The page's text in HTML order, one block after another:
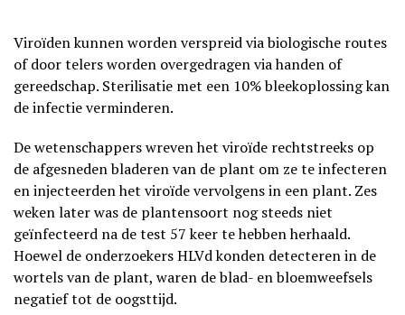
Viroïden kunnen worden verspreid via biologische routes
of door telers worden overgedragen via handen of
gereedschap. Sterilisatie met een 10% bleekoplossing kan
de infectie verminderen.
De wetenschappers wreven het viroïde rechtstreeks op
de afgesneden bladeren van de plant om ze te infecteren
en injecteerden het viroïde vervolgens in een plant. Zes
weken later was de plantensoort nog steeds niet
geïnfecteerd na de test 57 keer te hebben herhaald.
Hoewel de onderzoekers HLVd konden detecteren in de
wortels van de plant, waren de blad- en bloemweefsels
negatief tot de oogsttijd.